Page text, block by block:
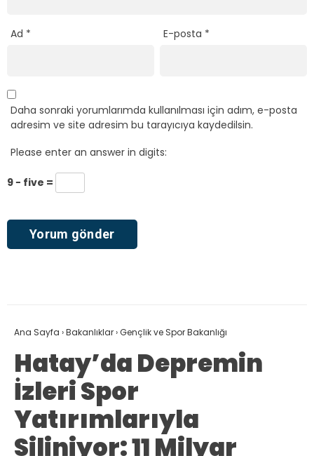
Ad * E-posta *
Daha sonraki yorumlarımda kullanılması için adım, e-posta
adresim ve site adresim bu tarayıcıya kaydedilsin.
Please enter an answer in digits:
9 − five =
Ana Sayfa ›Bakanlıklar›Gençlik ve Spor Bakanlığı
Hatay’da Depremin
İzleri Spor
Yatırımlarıyla
Siliniyor: 11 Milyar